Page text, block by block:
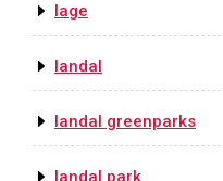
lage
landal
landal greenparks
landal park